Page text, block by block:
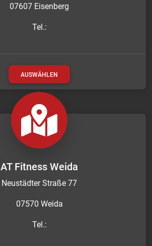
07607 Eisenberg
Tel.:
AUSWÄHLEN
AT Fitness Weida
Neustädter Straße 77
07570 Weida
Tel.: